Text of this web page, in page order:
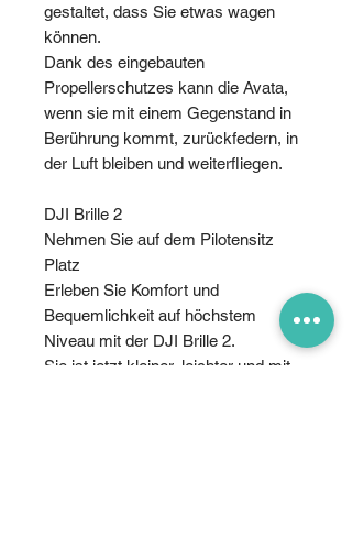
gestaltet, dass Sie etwas wagen
können.
Dank des eingebauten
Propellerschutzes kann die Avata,
wenn sie mit einem Gegenstand in
Berührung kommt, zurückfedern, in
der Luft bleiben und weiterfliegen.
DJI Brille 2
Nehmen Sie auf dem Pilotensitz
Platz
Erleben Sie Komfort und
Bequemlichkeit auf höchstem
Niveau mit der DJI Brille 2.
Sie ist jetzt kleiner, leichter und mit